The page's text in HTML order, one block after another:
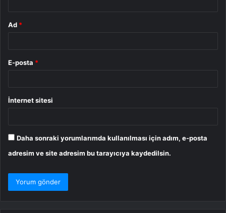
Ad *
E-posta *
İnternet sitesi
Daha sonraki yorumlarımda kullanılması için adım, e-posta
adresim ve site adresim bu tarayıcıya kaydedilsin.